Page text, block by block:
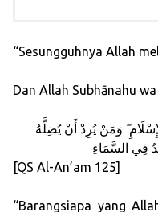
“Sesungguhnya Allah
Dan Allah Subhānahu
وَمَنْ يُرِدْ أَنْ يُضِلَّهُ
[QS Al-An’am 125]
“Barangsiapa yang